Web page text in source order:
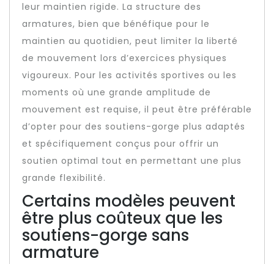
leur maintien rigide. La structure des
armatures, bien que bénéfique pour le
maintien au quotidien, peut limiter la liberté
de mouvement lors d’exercices physiques
vigoureux. Pour les activités sportives ou les
moments où une grande amplitude de
mouvement est requise, il peut être préférable
d’opter pour des soutiens-gorge plus adaptés
et spécifiquement conçus pour offrir un
soutien optimal tout en permettant une plus
grande flexibilité.
Certains modèles peuvent
être plus coûteux que les
soutiens-gorge sans
armature